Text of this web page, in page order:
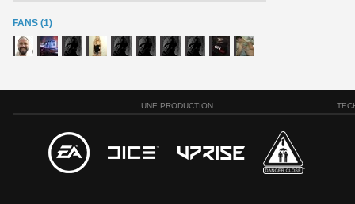
FANS (1)
UNE PRODUCTION